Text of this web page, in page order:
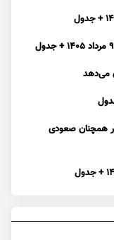
می‌دهد
پایان مرداد 1405؛ آیا بازار همچنان صعودی